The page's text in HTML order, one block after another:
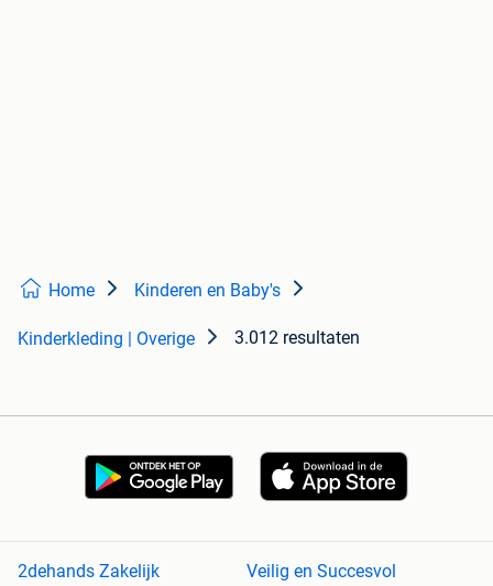
Home Kinderen en Baby's
Kinderkleding | Overige 3.012 resultaten
2dehands Zakelijk Veilig en Succesvol